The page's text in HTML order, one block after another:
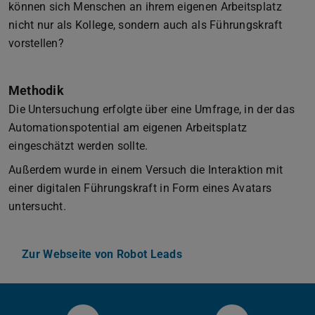
können sich Menschen an ihrem eigenen Arbeitsplatz
nicht nur als Kollege, sondern auch als Führungskraft
vorstellen?
Methodik
Die Untersuchung erfolgte über eine Umfrage, in der das
Automationspotential am eigenen Arbeitsplatz
eingeschätzt werden sollte.
Außerdem wurde in einem Versuch die Interaktion mit
einer digitalen Führungskraft in Form eines Avatars
untersucht.
Zur Webseite von Robot Leads